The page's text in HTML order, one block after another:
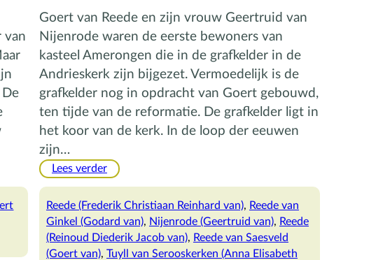
van
Goert van Reede en zijn vrouw Geertruid van
Nijenrode waren de eerste bewoners van
kasteel Amerongen die in de grafkelder in de
Andrieskerk zijn bijgezet. Vermoedelijk is de
grafkelder nog in opdracht van Goert gebouwd,
ten tijde van de reformatie. De grafkelder ligt in
het koor van de kerk. In de loop der eeuwen
zijn…
Lees verder:
grafkelder
de
Andrieskerk
Reede (Frederik Christiaan Reinhard van), Reede van
Ginkel (Godard van), Nijenrode (Geertruid van), Reede
(Reinoud Diederik Jacob van), Reede van Saesveld
(Goert van), Tuyll van Serooskerken (Anna Elisabeth